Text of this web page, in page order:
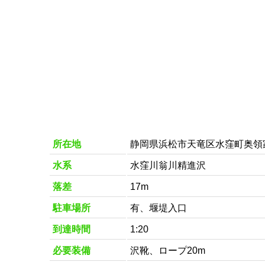
所在地 静岡県浜松市天竜区水窪町奥領
水系 水窪川翁川精進沢
落差 17m
駐車場所 有、堰堤入口
到達時間 1:20
必要装備 沢靴、ロープ20m